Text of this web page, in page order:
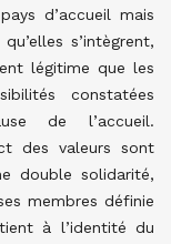
d’accueil mais
s’intègrent,
légitime que les
constatées
de l’accueil.
des valeurs sont
double solidarité,
membres définie
à l’identité du